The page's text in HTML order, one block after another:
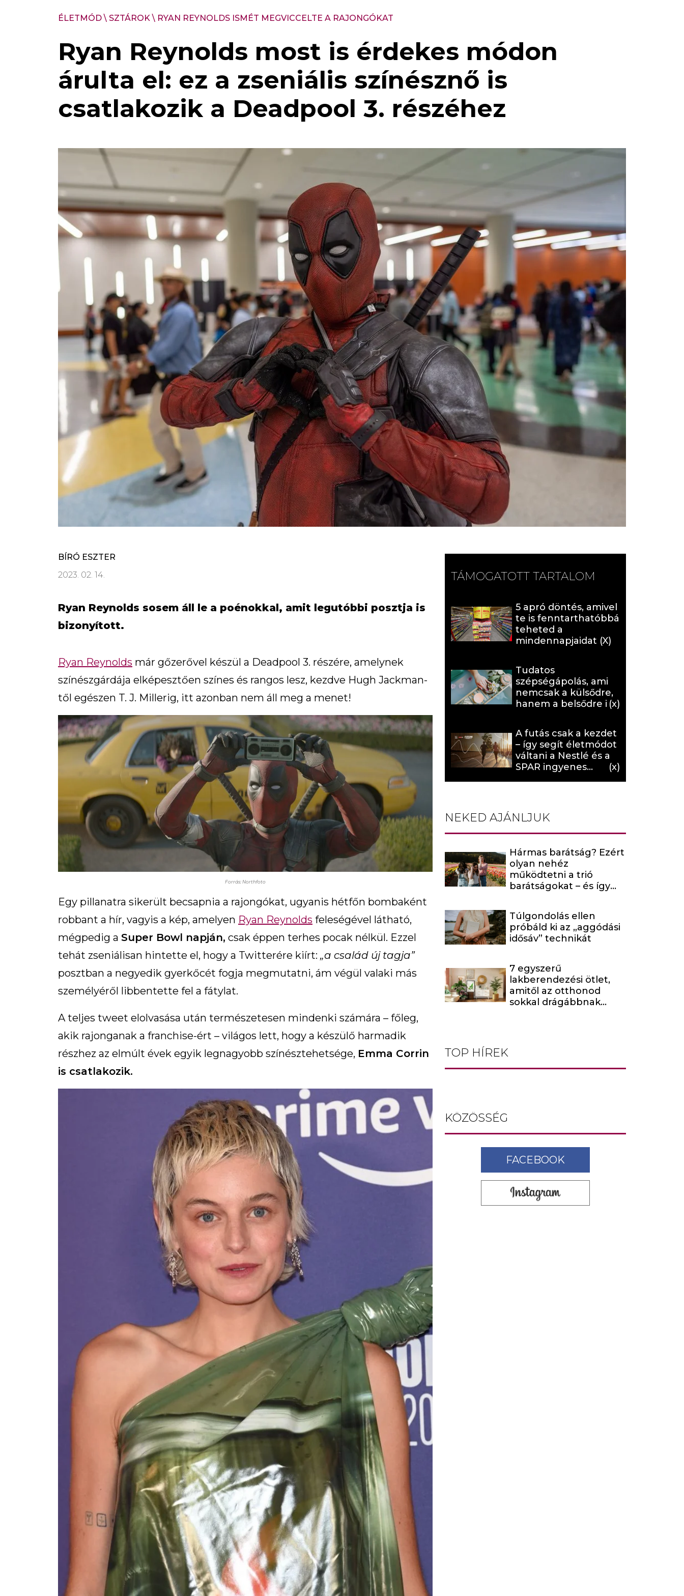
ÉLETMÓD\ SZTÁROK\ RYAN REYNOLDS ISMÉT MEGVICCELTE A RAJONGÓKAT
Ryan Reynolds most is érdekes módon
árulta el: ez a zseniális színésznő is
csatlakozik a Deadpool 3. részéhez
BÍRÓ ESZTER
2023. 02. 14.
Ryan Reynolds sosem áll le a poénokkal, amit legutóbbi posztja is
bizonyított.
Ryan Reynolds már gőzerővel készül a Deadpool 3. részére, amelynek
színészgárdája elképesztően színes és rangos lesz, kezdve Hugh Jackman-
től egészen T. J. Millerig, itt azonban nem áll meg a menet!
Forrás: Northfoto
Egy pillanatra sikerült becsapnia a rajongókat, ugyanis hétfőn bombaként
robbant a hír, vagyis a kép, amelyen Ryan Reynolds feleségével látható,
mégpedig a Super Bowl napján, csak éppen terhes pocak nélkül. Ezzel
tehát zseniálisan hintette el, hogy a Twitterére kiírt: „a család új tagja”
posztban a negyedik gyerkőcét fogja megmutatni, ám végül valaki más
személyéről libbentette fel a fátylat.
A teljes tweet elolvasása után természetesen mindenki számára – főleg,
akik rajonganak a franchise-ért – világos lett, hogy a készülő harmadik
részhez az elmúlt évek egyik legnagyobb színésztehetsége, Emma Corrin
is csatlakozik.
TÁMOGATOTT TARTALOM
5 apró döntés, amivel
te is fenntarthatóbbá
teheted a
mindennapjaidat (X)
Tudatos
szépségápolás, ami
nemcsak a külsődre,
hanem a belsődre is
A futás csak a kezdet
– így segít életmódot
váltani a Nestlé és a
SPAR ingyenes
NEKED AJÁNLJUK
Hármas barátság? Ezért
olyan nehéz
működtetni a trió
barátságokat – és így
Túlgondolás ellen
próbáld ki az „aggódási
idősáv” technikát
7 egyszerű
lakberendezési ötlet,
amitől az otthonod
sokkal drágábbnak
TOP HÍREK
KÖZÖSSÉG
FACEBOOK